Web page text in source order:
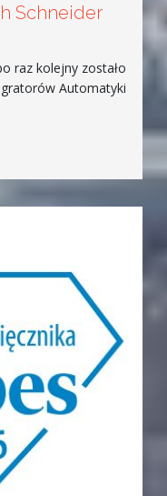
Schneider
raz kolejny zostało
Automatyki